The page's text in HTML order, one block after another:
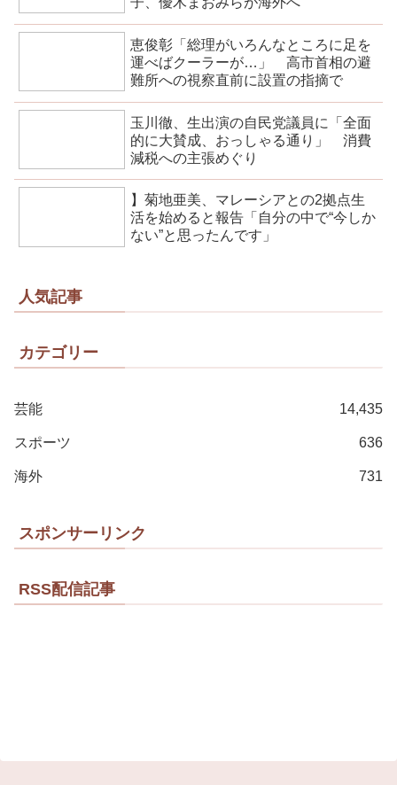
恵俊彰「総理がいろんなところに足を
運べばクーラーが…」 高市首相の避
難所への視察直前に設置の指摘で
玉川徹、生出演の自民党議員に「全面
的に大賛成、おっしゃる通り」 消費
減税への主張めぐり
】菊地亜美、マレーシアとの2拠点生
活を始めると報告「自分の中で“今しか
ない”と思ったんです」
人気記事
カテゴリー
芸能 14,435
スポーツ 636
海外 731
スポンサーリンク
RSS配信記事